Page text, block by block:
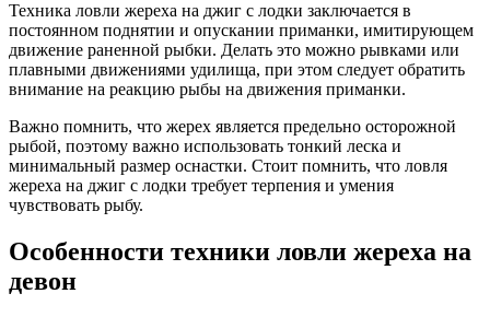
Техника ловли жереха на джиг с лодки заключается в
постоянном поднятии и опускании приманки, имитирующем
движение раненной рыбки. Делать это можно рывками или
плавными движениями удилища, при этом следует обратить
внимание на реакцию рыбы на движения приманки.
Важно помнить, что жерех является предельно осторожной
рыбой, поэтому важно использовать тонкий леска и
минимальный размер оснастки. Стоит помнить, что ловля
жереха на джиг с лодки требует терпения и умения
чувствовать рыбу.
Особенности техники ловли жереха на
девон